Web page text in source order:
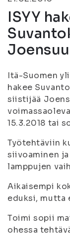
ISYY
Itä-Suomen
hakee
siistijää
15.3.2018 tai
Työtehtäviin
siivoaminen
lamppujen
Aikaisempi
eduksi, mutta
Toimi sopii
ohessa